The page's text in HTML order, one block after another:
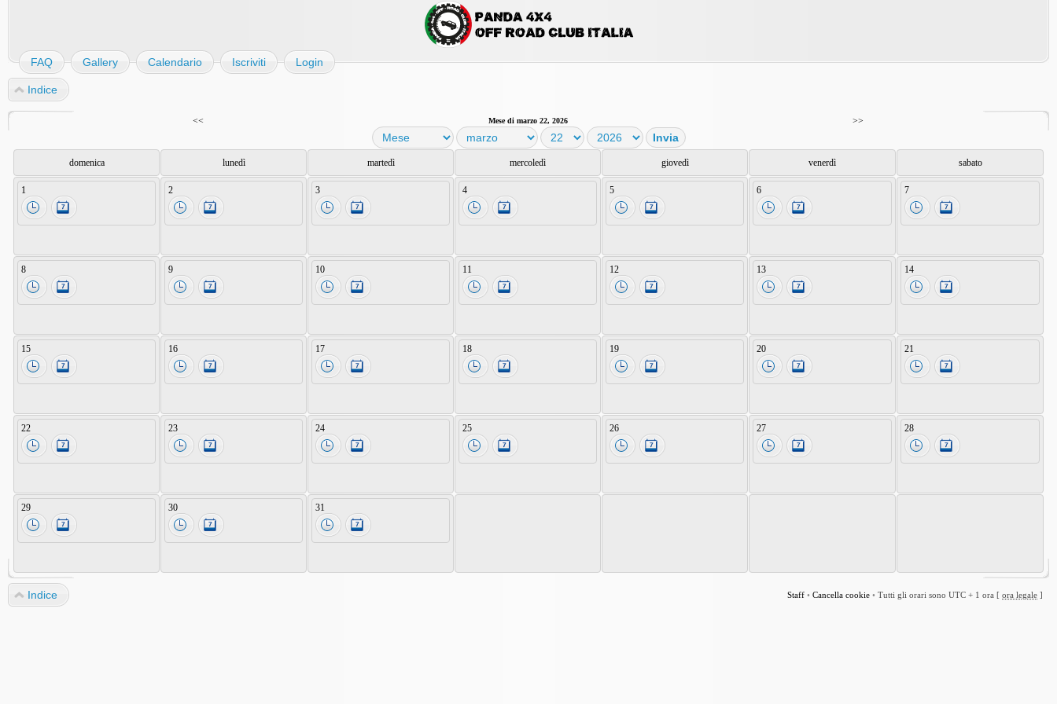
FAQ Gallery Calendario Iscriviti Login
Indice
<< Mese di marzo 22, 2026 >>
domenica lunedì martedì mercoledì giovedì venerdì sabato
1 2 3 4 5 6 7
8 9 10 11 12 13 14
15 16 17 18 19 20 21
22 23 24 25 26 27 28
29 30 31
Staff • Cancella cookie • Tutti gli orari sono UTC + 1 ora [ ora legale ]
Indice